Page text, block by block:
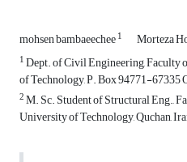
mohsen bambaeechee1 Morteza
1Dept. of Civil Engineering, Faculty
of Technology, P. Box 94771-67335
2M. Sc. Student of Structural Eng.,
University of Technology, Quchan,